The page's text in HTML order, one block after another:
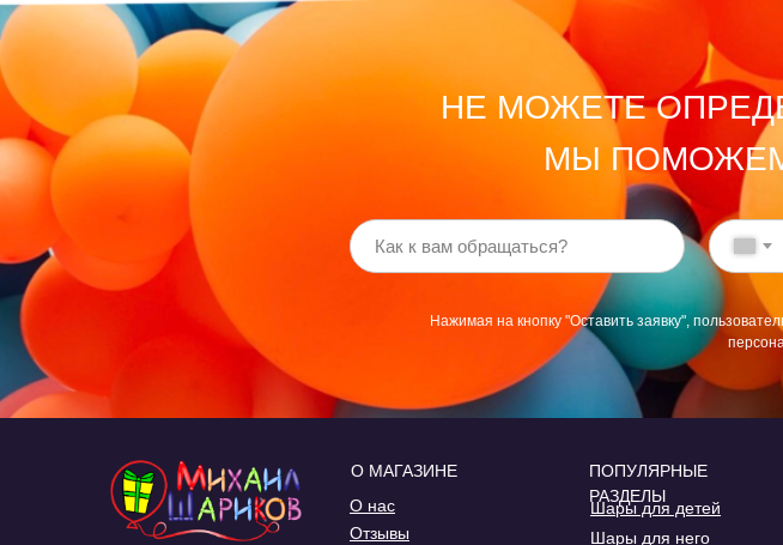
НЕ МОЖЕТЕ
МЫ
Нажимая на кнопку "Оставить заявку",
О МАГАЗИНЕ
ПОПУЛЯРНЫЕ
РАЗДЕЛЫ
Отзывы
Шары для детей
Шары для него
О нас